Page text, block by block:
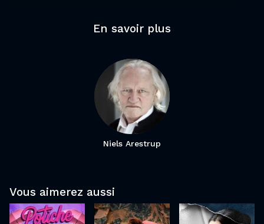
En savoir plus
Niels Arestrup
Vous aimerez aussi
Potiche
Mariage
de Figaro